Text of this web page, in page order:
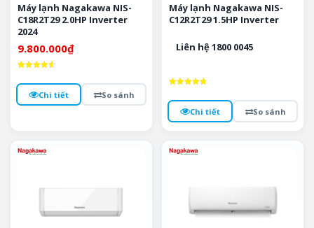
Máy lạnh Nagakawa NIS-
C18R2T29 2.0HP Inverter
2024
9.800.000₫
hạng
5 saoChi tiết So sánh
Máy lạnh Nagakawa NIS-
C12R2T29 1.5HP Inverter
Liên hệ 1800 0045
hạng
5 saoChi tiết So sánh